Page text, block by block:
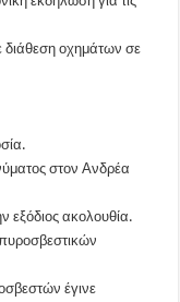
διάθεση οχημάτων σε
στον Ανδρέα
εξόδιος ακολουθία.
έγινε